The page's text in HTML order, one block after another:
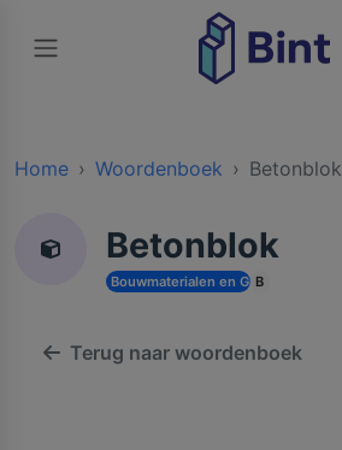
Home Woordenboek Betonblok
Betonblok
Bouwmaterialen en Grondstoffen
B
Terug naar woordenboek